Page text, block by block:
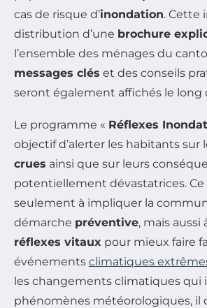
cas de risque d’inondation. Cette
distribution d’une brochure
l’ensemble des ménages du
messages clés et des conseils
seront également affichés le long
Le programme « Réflexes
objectif d’alerter les habitants sur
crues ainsi que sur leurs
potentiellement dévastatrices.
seulement à impliquer la
démarche préventive, mais aussi
réflexes vitaux pour mieux faire
événements climatiques
les changements climatiques qui
phénomènes météorologiques, il